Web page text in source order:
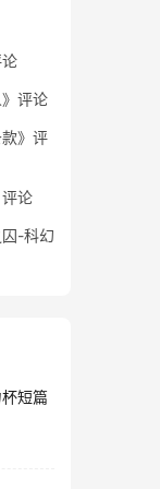
评论
》评
论
-科幻
短篇